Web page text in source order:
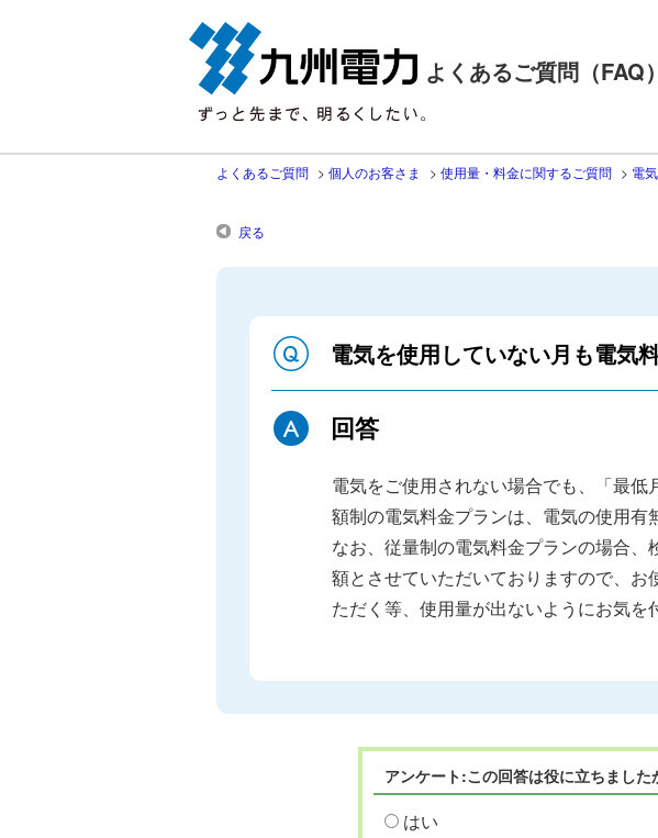
よくあるご質問（FAQ）
よくあるご質問 > 個人のお客さま > 使用量・料金に関するご質問 > 電
戻る
電気を使用していない月も電気
回答
電気をご使用されない場合でも、「最
額制の電気料金プランは、電気の使用有
なお、従量制の電気料金プランの場合
額とさせていただいておりますので、
ただく等、使用量が出ないようにお気を
アンケート:この回答は役に立ちました
はい